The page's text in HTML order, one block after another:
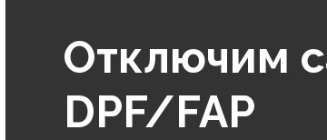
Отключим
DPF/FAP